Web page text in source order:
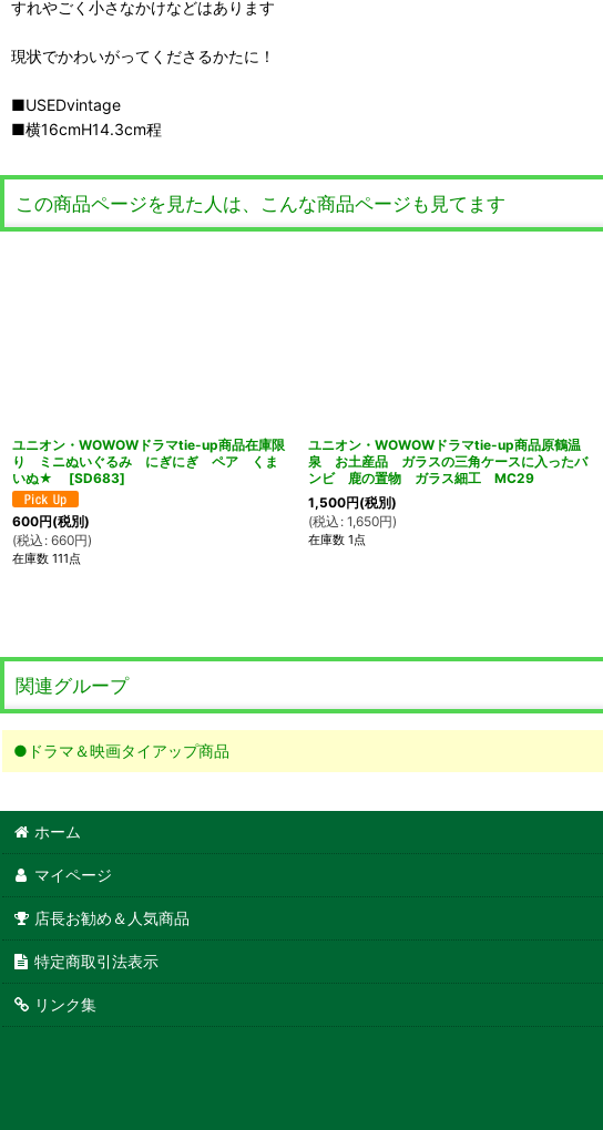
すれやごく小さなかけなどはあります
現状でかわいがってくださるかたに！
■USEDvintage
■横16cmH14.3cm程
この商品ページを見た人は、こんな商品ページも見てます
ユニオン・WOWOWドラマtie-up商品在庫限
り ミニぬいぐるみ にぎにぎ ペア くま
いぬ★
[SD683]
600円(税別)
(税込 : 660円)
在庫数 111点
ユニオン・WOWOWドラマtie-up商品原鶴温
泉 お土産品 ガラスの三角ケースに入ったバ
ンビ 鹿の置物 ガラス細工 MC29
1,500円(税別)
(税込 : 1,650円)
在庫数 1点
関連グループ
●ドラマ＆映画タイアップ商品
ホーム
マイページ
店長お勧め＆人気商品
特定商取引法表示
リンク集